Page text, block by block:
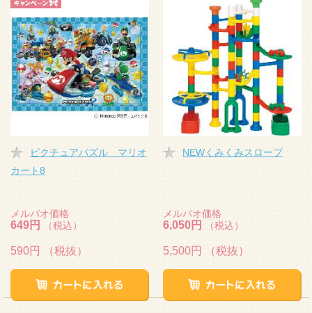
ピクチュアパズル マリオ
カート8
メルパオ価格
649円 （税込）
590円 （税抜）
NEWくみくみスロープ
メルパオ価格
6,050円 （税込）
5,500円 （税抜）